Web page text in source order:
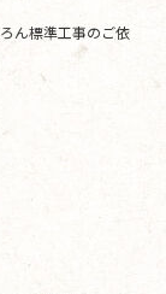
ん標準工事のご依